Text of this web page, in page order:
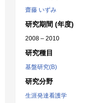
齋藤 いずみ
研究期間 (年度)
2008 – 2010
研究種目
基盤研究(B)
研究分野
生涯発達看護学